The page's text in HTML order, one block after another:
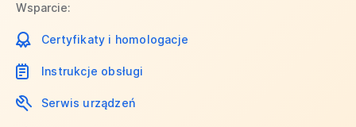
Wsparcie:
Certyfikaty i homologacje
Instrukcje obsługi
Serwis urządzeń